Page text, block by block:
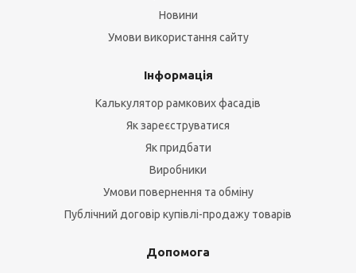
Новини
Умови використання сайту
Інформація
Калькулятор рамкових фасадів
Як зареєструватися
Як придбати
Виробники
Умови повернення та обміну
Публічний договір купівлі-продажу товарів
Допомога